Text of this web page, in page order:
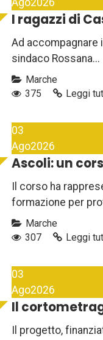
Ago2026
I ragazzi di
Ad accompagnare
sindaco Rossana...
Marche
375
Leggi
03
Ago2026
Ascoli: un
Il corso ha
formazione per
Marche
307
Leggi
03
Ago2026
Il
Il progetto,